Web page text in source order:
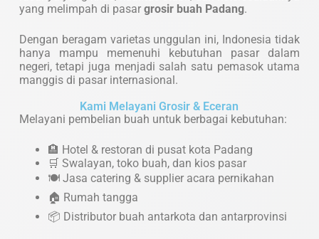
yang melimpah di pasar grosir buah Padang.
Dengan beragam varietas unggulan ini, Indonesia tidak
hanya mampu memenuhi kebutuhan pasar dalam
negeri, tetapi juga menjadi salah satu pemasok utama
manggis di pasar internasional.
Kami Melayani Grosir & Eceran
Melayani pembelian buah untuk berbagai kebutuhan:
🏨 Hotel & restoran di pusat kota Padang
🛒 Swalayan, toko buah, dan kios pasar
🍽️ Jasa catering & supplier acara pernikahan
🏠 Rumah tangga
📦 Distributor buah antarkota dan antarprovinsi